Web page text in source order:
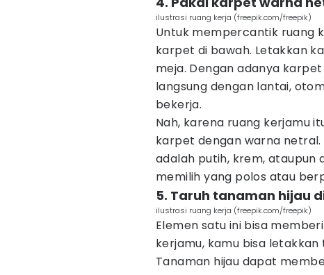
ilustrasi ruang kerja (freepik.com/freepik)
Untuk mempercantik ruang
karpet di bawah. Letakkan
meja. Dengan adanya
langsung dengan lantai,
bekerja.
Nah, karena ruang kerjamu
karpet dengan warna
adalah putih, krem, ataupun
memilih yang polos atau
5. Taruh tanaman hijau
ilustrasi ruang kerja (freepik.com/freepik)
Elemen satu ini bisa
kerjamu, kamu bisa
Tanaman hijau dapat